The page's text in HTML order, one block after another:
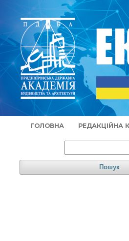
ГОЛОВНА РЕДАКЦІЙНА
Пошук